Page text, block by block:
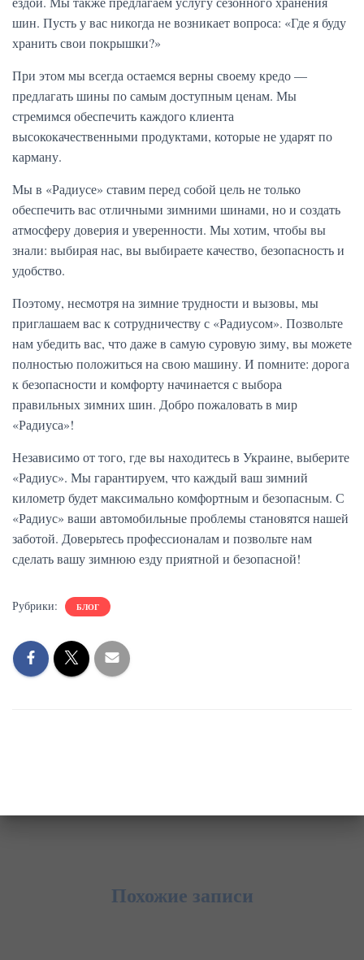
шин. Пусть у вас никогда не возникает вопроса: «Где я буду
хранить свои покрышки?»
При этом мы всегда остаемся верны своему кредо —
предлагать шины по самым доступным ценам. Мы
стремимся обеспечить каждого клиента
высококачественными продуктами, которые не ударят по
карману.
Мы в «Радиусе» ставим перед собой цель не только
обеспечить вас отличными зимними шинами, но и создать
атмосферу доверия и уверенности. Мы хотим, чтобы вы
знали: выбирая нас, вы выбираете качество, безопасность и
удобство.
Поэтому, несмотря на зимние трудности и вызовы, мы
приглашаем вас к сотрудничеству с «Радиусом». Позвольте
нам убедить вас, что даже в самую суровую зиму, вы можете
полностью положиться на свою машину. И помните: дорога
к безопасности и комфорту начинается с выбора
правильных зимних шин. Добро пожаловать в мир
«Радиуса»!
Независимо от того, где вы находитесь в Украине, выберите
«Радиус». Мы гарантируем, что каждый ваш зимний
километр будет максимально комфортным и безопасным. С
«Радиус» ваши автомобильные проблемы становятся нашей
заботой. Доверьтесь профессионалам и позвольте нам
сделать вашу зимнюю езду приятной и безопасной!
Рубрики: БЛОГ
Похожие записи